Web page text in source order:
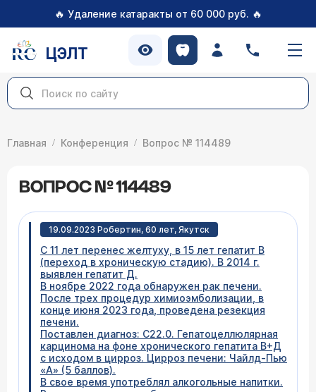
🔥 Удаление катаракты от 60 000 руб. 🔥
ЦЭЛТ
Главная Конференция Вопрос № 114489
ВОПРОС № 114489
19.09.2023 Робертин, 60 лет, Якутск
С 11 лет перенес желтуху, в 15 лет гепатит В
(переход в хроническую стадию). В 2014 г.
выявлен гепатит Д.
В ноябре 2022 года обнаружен рак печени.
После трех процедур химиоэмболизации, в
конце июня 2023 года, проведена резекция
печени.
Поставлен диагноз: С22.0. Гепатоцеллюлярная
карцинома на фоне хронического гепатита В+Д
с исходом в цирроз. Цирроз печени: Чайлд-Пью
«А» (5 баллов).
В свое время употреблял алкогольные напитки.